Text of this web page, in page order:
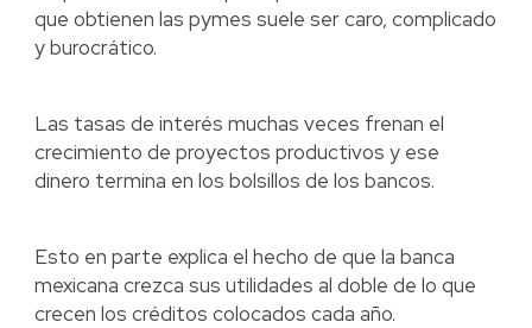
que obtienen las pymes suele ser caro, complicado
y burocrático.
Las tasas de interés muchas veces frenan el
crecimiento de proyectos productivos y ese
dinero termina en los bolsillos de los bancos.
Esto en parte explica el hecho de que la banca
mexicana crezca sus utilidades al doble de lo que
crecen los créditos colocados cada año.